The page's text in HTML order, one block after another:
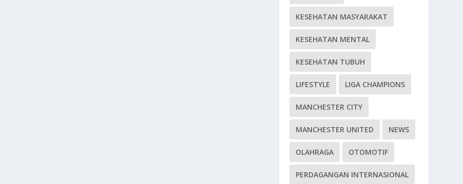
KESEHATAN MASYARAKAT
KESEHATAN MENTAL
KESEHATAN TUBUH
LIFESTYLE LIGA CHAMPIONS
MANCHESTER CITY
MANCHESTER UNITED NEWS
OLAHRAGA OTOMOTIF
PERDAGANGAN INTERNASIONAL